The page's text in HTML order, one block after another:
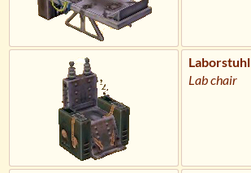
Laborstuhl
Lab chair